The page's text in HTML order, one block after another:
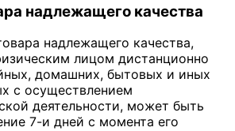
надлежащего качества
надлежащего качества,
лицом дистанционно
домашних, бытовых и иных
с осуществлением
деятельности, может быть
7-и дней с момента его